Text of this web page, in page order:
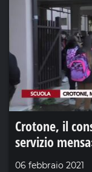
Crotone, il
servizio
06 febbraio 2021